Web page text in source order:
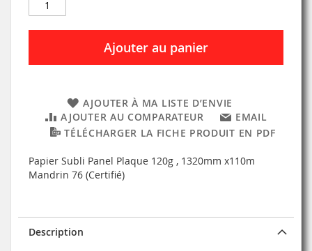
Ajouter au panier
AJOUTER À MA LISTE D’ENVIE
AJOUTER AU COMPARATEUR
EMAIL
TÉLÉCHARGER LA FICHE PRODUIT EN PDF
Papier Subli Panel Plaque 120g , 1320mm x110m
Mandrin 76 (Certifié)
Description